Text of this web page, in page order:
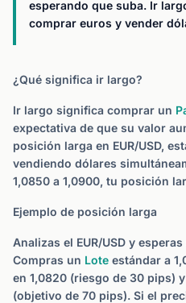
esperando que suba. Ir
comprar euros y vender
¿Qué significa ir largo?
Ir largo significa comprar un
expectativa de que su valor
posición larga en EUR/USD,
vendiendo dólares
1,0850 a 1,0900, tu posición
Ejemplo de posición larga
Analizas el EUR/USD y
Compras un Lote estándar a
en 1,0820 (riesgo de 30 pips)
(objetivo de 70 pips). Si el